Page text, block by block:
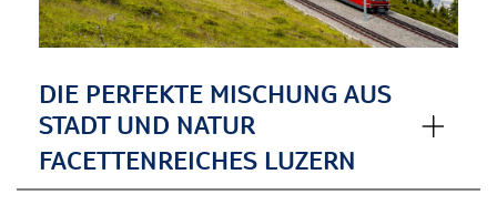
DIE PERFEKTE MISCHUNG AUS
STADT UND NATUR
FACETTENREICHES LUZERN